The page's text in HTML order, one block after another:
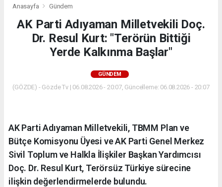
Anasayfa Gündem
AK Parti Adıyaman Milletvekili Doç.
Dr. Resul Kurt: "Terörün Bittiği
Yerde Kalkınma Başlar"
GÜNDEM
(GÖZDE) - Gözde Tv | 06.08.2026 - 20:07, Güncelleme: 06.08.2026 - 20:07
AK Parti Adıyaman Milletvekili, TBMM Plan ve
Bütçe Komisyonu Üyesi ve AK Parti Genel Merkez
Sivil Toplum ve Halkla İlişkiler Başkan Yardımcısı
Doç. Dr. Resul Kurt, Terörsüz Türkiye sürecine
ilişkin değerlendirmelerde bulundu.